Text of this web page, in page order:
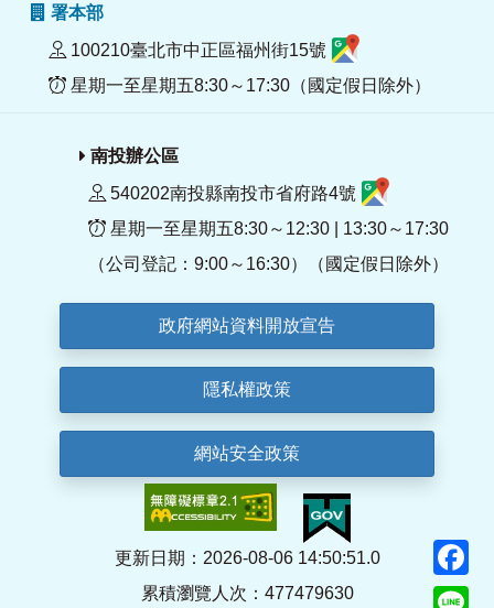
署本部
100210臺北市中正區福州街15號
星期一至星期五8:30～17:30（國定假日除外）
南投辦公區
540202南投縣南投市省府路4號
星期一至星期五8:30～12:30 | 13:30～17:30
（公司登記：9:00～16:30）（國定假日除外）
政府網站資料開放宣告
隱私權政策
網站安全政策
更新日期：2026-08-06 14:50:51.0
累積瀏覽人次：477479630